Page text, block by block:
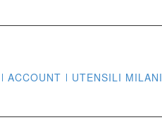
ACCOUNT UTENSILI MILANI